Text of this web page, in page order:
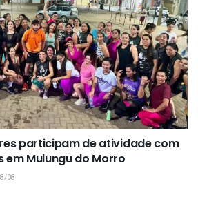
participam de atividade com
Mulungu do Morro
08